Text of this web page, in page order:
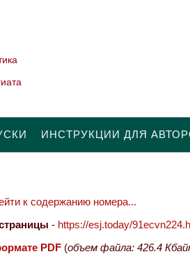
ИНСТРУКЦИИ ДЛЯ
к содержанию номера...
- https://esj.today/
PDF (объем файла: 426.4